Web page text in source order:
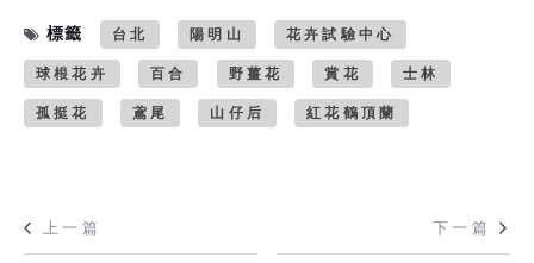
標籤 台北 陽明山 花卉試驗中心
球根花卉 百合 野薑花 賞花 士林
孤挺花 鳶尾 山仔后 紅花鶴頂蘭
上一篇 下一篇